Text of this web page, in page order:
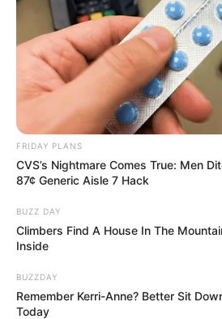
FRIDAY PLANS
CVS’s Nightmare Comes True: Men
87¢ Generic Aisle 7 Hack
BUZZ DAY
Climbers Find A House In The
Inside
BUZZDAY
Remember Kerri-Anne? Better Sit
Today